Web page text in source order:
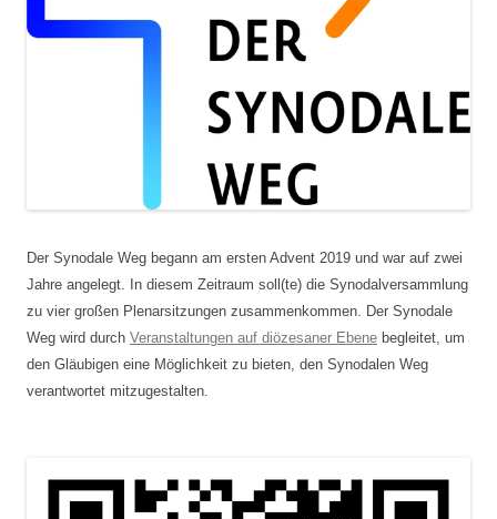
Der Synodale Weg begann am ersten Advent 2019 und war auf zwei
Jahre angelegt. In diesem Zeitraum soll(te) die Synodalversammlung
zu vier großen Plenarsitzungen zusammenkommen. Der Synodale
Weg wird durch Veranstaltungen auf diözesaner Ebene begleitet, um
den Gläubigen eine Möglichkeit zu bieten, den Synodalen Weg
verantwortet mitzugestalten.